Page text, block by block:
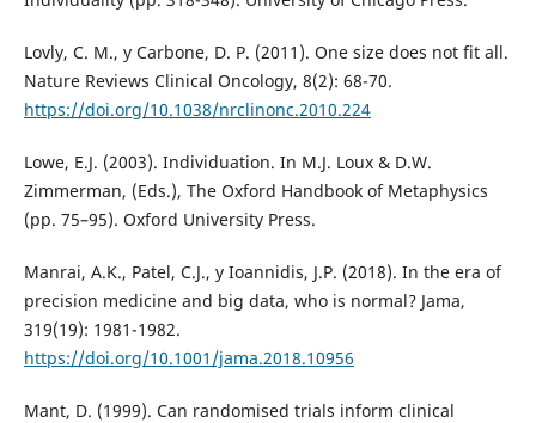
Lovly, C. M., y Carbone, D. P. (2011). One size does not fit all.
Nature Reviews Clinical Oncology, 8(2): 68-70.
https://doi.org/10.1038/nrclinonc.2010.224
Lowe, E.J. (2003). Individuation. In M.J. Loux & D.W.
Zimmerman, (Eds.), The Oxford Handbook of Metaphysics
(pp. 75–95). Oxford University Press.
Manrai, A.K., Patel, C.J., y Ioannidis, J.P. (2018). In the era of
precision medicine and big data, who is normal? Jama,
319(19): 1981-1982.
https://doi.org/10.1001/jama.2018.10956
Mant, D. (1999). Can randomised trials inform clinical